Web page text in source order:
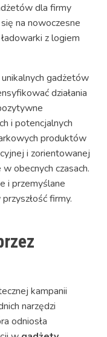
dla firmy
na nowoczesne
z logiem
gadżetów
działania
i potencjalnych
produktów
i zorientowanej
obecnych czasach.
i przemyślane
firmy.
kampanii
narzędzi
odniosła